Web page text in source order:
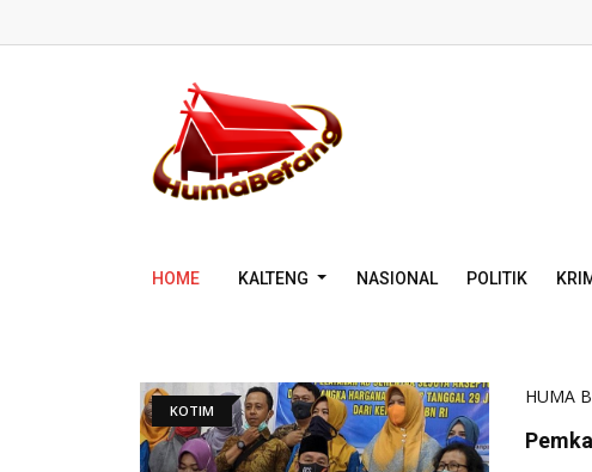
HOME KALTENG NASIONAL POLITIK
KOTIM
HUMA